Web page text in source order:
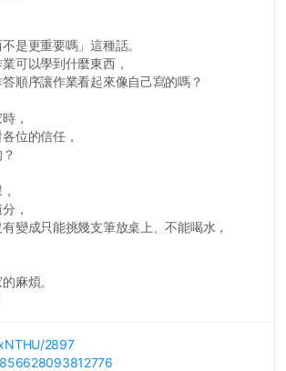
是更重要嗎」這種話。
可以學到什麼東西，
順序讓作業看起來像自己寫的嗎？
，
位的信任，
，
變成只能挑幾支筆放桌上、不能喝水，
麻煩。
/2897